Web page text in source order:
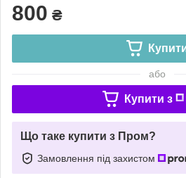
800 ₴
або
Купити з
Що таке купити з Пром?
Замовлення під захистом